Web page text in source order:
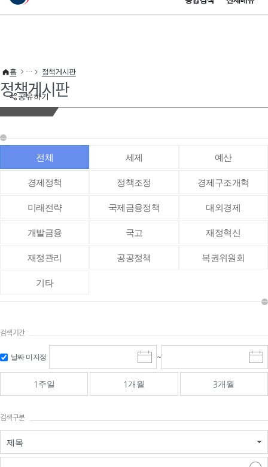
이 누리집은 대한민국 공식 전자정부 누리집입니다.
공유하기
홈 정책게시판
정책게시판
전체 세제 예산
경제정책 정책조정 경제구조개혁
미래전략 국제금융정책 대외경제
개발금융 국고 재정혁신
재정관리 공공정책 복권위원회
기타
검색기간
날짜 미지정
시
작
일
선
~
종
료
선
1주일 1개월 3개월
검색구분
제목